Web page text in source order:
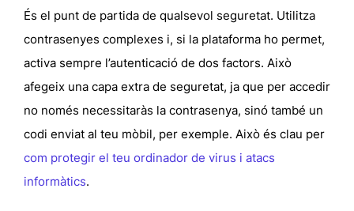
És el punt de partida de qualsevol seguretat. Utilitza
contrasenyes complexes i, si la plataforma ho permet,
activa sempre l’autenticació de dos factors. Això
afegeix una capa extra de seguretat, ja que per accedir
no només necessitaràs la contrasenya, sinó també un
codi enviat al teu mòbil, per exemple. Això és clau per
com protegir el teu ordinador de virus i atacs
informàtics.